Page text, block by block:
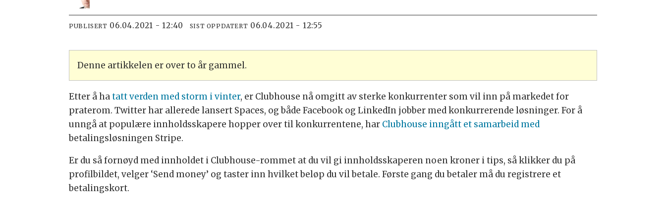
PUBLISERT 06.04.2021 - 12:40 SIST OPPDATERT 06.04.2021 - 12:55
Denne artikkelen er over to år gammel.
Etter å hatatt verden med storm i vinter, er Clubhouse nå omgitt av sterke konkurrenter som vil inn på markedet for
praterom. Twitter har allerede lansert Spaces, og både Facebook og LinkedIn jobber med konkurrerende løsninger. For å
unngå at populære innholdsskapere hopper over til konkurrentene, har Clubhouse inngått et samarbeid med
betalingsløsningen Stripe.
Er du så fornøyd med innholdet i Clubhouse-rommet at du vil gi innholdsskaperen noen kroner i tips, så klikker du på
profilbildet, velger ‘Send money’ og taster inn hvilket beløp du vil betale. Første gang du betaler må du registrere et
betalingskort.